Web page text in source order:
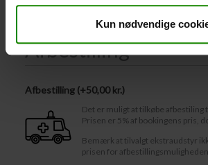
Kun nødvendige
Afbestilling
Afbestilling ( 50,00 kr.)
Det er muligt at tilkøbe afbestiling
Prisen er 5% af bookingens pris,
Bemærk at tilvalgt ekstraudstyr
prisen for afbestillingsmuligheden.